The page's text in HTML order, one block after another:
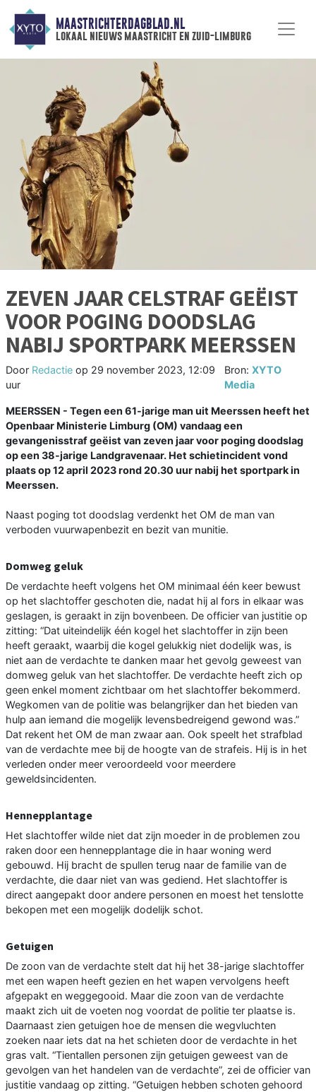
MAASTRICHTERDAGBLAD.NL
lokaal nieuws maastricht en zuid-limburg
ZEVEN JAAR CELSTRAF GEËIST
VOOR POGING DOODSLAG
NABIJ SPORTPARK MEERSSEN
Door Redactie op 29 november 2023, 12:09
uur
Bron: XYTO
Media
MEERSSEN - Tegen een 61-jarige man uit Meerssen heeft het
Openbaar Ministerie Limburg (OM) vandaag een
gevangenisstraf geëist van zeven jaar voor poging doodslag
op een 38-jarige Landgravenaar. Het schietincident vond
plaats op 12 april 2023 rond 20.30 uur nabij het sportpark in
Meerssen.
Naast poging tot doodslag verdenkt het OM de man van
verboden vuurwapenbezit en bezit van munitie.
Domweg geluk
De verdachte heeft volgens het OM minimaal één keer bewust
op het slachtoffer geschoten die, nadat hij al fors in elkaar was
geslagen, is geraakt in zijn bovenbeen. De officier van justitie op
zitting: “Dat uiteindelijk één kogel het slachtoffer in zijn been
heeft geraakt, waarbij die kogel gelukkig niet dodelijk was, is
niet aan de verdachte te danken maar het gevolg geweest van
domweg geluk van het slachtoffer. De verdachte heeft zich op
geen enkel moment zichtbaar om het slachtoffer bekommerd.
Wegkomen van de politie was belangrijker dan het bieden van
hulp aan iemand die mogelijk levensbedreigend gewond was.”
Dat rekent het OM de man zwaar aan. Ook speelt het strafblad
van de verdachte mee bij de hoogte van de strafeis. Hij is in het
verleden onder meer veroordeeld voor meerdere
geweldsincidenten.
Hennepplantage
Het slachtoffer wilde niet dat zijn moeder in de problemen zou
raken door een hennepplantage die in haar woning werd
gebouwd. Hij bracht de spullen terug naar de familie van de
verdachte, die daar niet van was gediend. Het slachtoffer is
direct aangepakt door andere personen en moest het tenslotte
bekopen met een mogelijk dodelijk schot.
Getuigen
De zoon van de verdachte stelt dat hij het 38-jarige slachtoffer
met een wapen heeft gezien en het wapen vervolgens heeft
afgepakt en weggegooid. Maar die zoon van de verdachte
maakt zich uit de voeten nog voordat de politie ter plaatse is.
Daarnaast zien getuigen hoe de mensen die wegvluchten
zoeken naar iets dat na het schieten door de verdachte in het
gras valt. “Tientallen personen zijn getuigen geweest van de
gevolgen van het handelen van de verdachte”, zei de officier van
justitie vandaag op zitting. “Getuigen hebben schoten gehoord